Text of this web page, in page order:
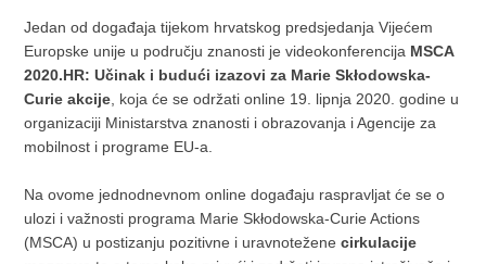
Jedan od događaja tijekom hrvatskog predsjedanja Vijećem
Europske unije u području znanosti je videokonferencija MSCA
2020.HR: Učinak i budući izazovi za Marie Skłodowska-
Curie akcije , koja će se održati online 19. lipnja 2020. godine u
organizaciji Ministarstva znanosti i obrazovanja i Agencije za
mobilnost i programe EU-a.
Na ovome jednodnevnom online događaju raspravljat će se o
ulozi i važnosti programa Marie Skłodowska-Curie Actions
(MSCA) u postizanju pozitivne i uravnoteženecirkulacije